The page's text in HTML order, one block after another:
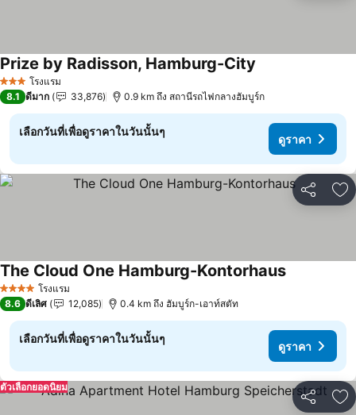
3 ดาว โรงแรม
Prize by Radisson, Hamburg-City
8.1 ดีมาก 33,876 0.9 km ถึง สถานีรถไฟกลางฮัมบูร์ก
เลือกวันที่เพื่อดูราคาในวันนั้นๆ
ดูราคา
แชร์ เ
4 ดาว โรงแรม
The Cloud One Hamburg-Kontorhaus
8.6 ดีเลิศ 12,085 0.4 km ถึง ฮัมบูร์ก-เอาท์สตัท
เลือกวันที่เพื่อดูราคาในวันนั้นๆ
ดูราคา
แชร์ เ
ตัวเลือกยอดนิยม